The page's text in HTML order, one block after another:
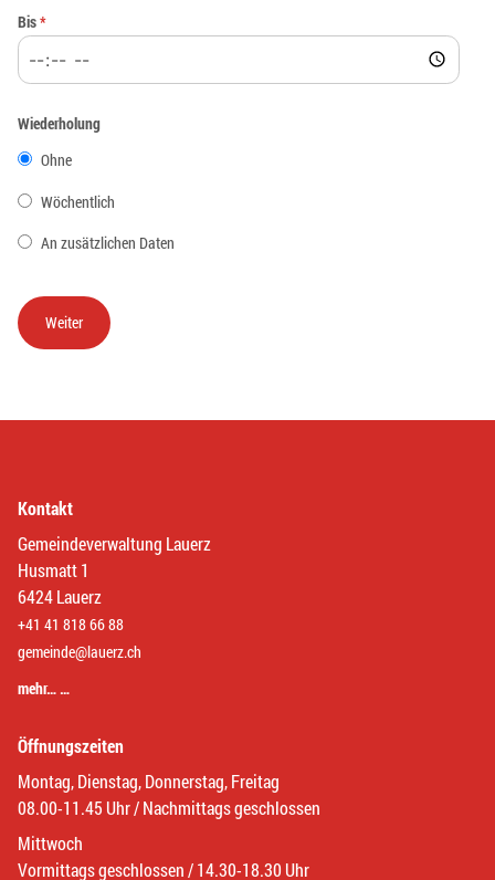
Bis*
Wiederholung
Ohne
Wöchentlich
An zusätzlichen Daten
Kontakt
Gemeindeverwaltung Lauerz
Husmatt 1
6424 Lauerz
+41 41 818 66 88
gemeinde@lauerz.ch
mehr… …
Öffnungszeiten
Montag, Dienstag, Donnerstag, Freitag
08.00-11.45 Uhr / Nachmittags geschlossen
Mittwoch
Vormittags geschlossen / 14.30-18.30 Uhr